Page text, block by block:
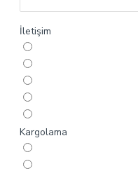
İletişim
Kargolama